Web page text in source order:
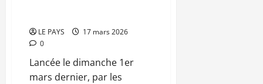
LE PAYS
17 mars 2026
0
Lancée le dimanche 1er
mars dernier, par les